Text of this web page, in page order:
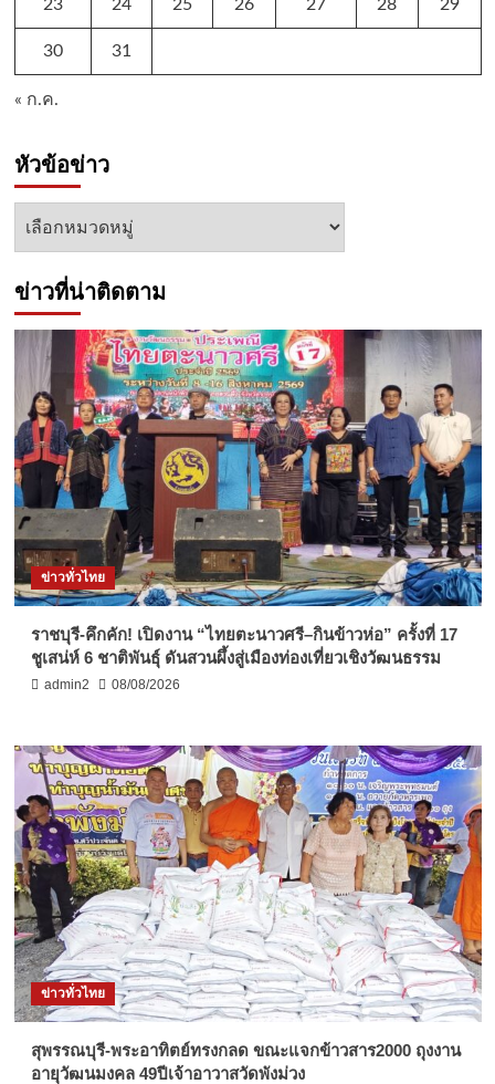
23 24 25 26 27 28 29
30 31
« ก.ค.
หัวข้อข่าว
หัวข้อ
ข่าวที่น่าติดตาม
ข่าวทั่วไทย
ราชบุรี-คึกคัก! เปิดงาน “ไทยตะนาวศรี–กินข้าวห่อ” ครั้งที่ 17
ชูเสน่ห์ 6 ชาติพันธุ์ ดันสวนผึ้งสู่เมืองท่องเที่ยวเชิงวัฒนธรรม
admin2 08/08/2026
ข่าวทั่วไทย
สุพรรณบุรี-พระอาทิตย์ทรงกลด ขณะแจกข้าวสาร2000 ถุงงาน
อายุวัฒนมงคล 49ปีเจ้าอาวาสวัดพังม่วง